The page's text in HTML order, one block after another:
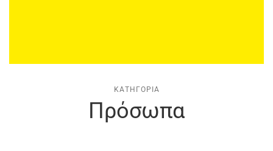
ΚΑΤΗΓΟΡΊΑ
Πρόσωπα